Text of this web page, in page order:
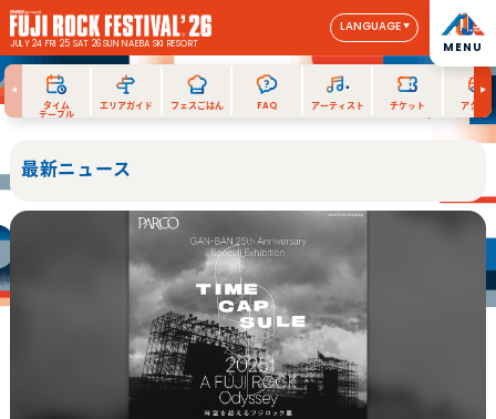
JULY 24 FRI 25 SAT 26 SUNNAEBA SKI RESORT
LANGUAGE
MENU
タイム
テーブル
エリアガイド フェスごはん FAQ アーティスト チケット アクセス
最新ニュース